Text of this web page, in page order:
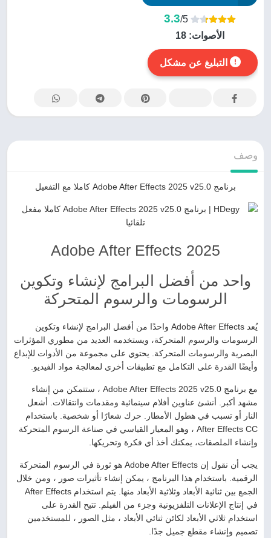
3.3/5
الأصوات:18
التبليغ عن مشكل
وصف
برنامج Adobe After Effects 2025 v25.0 كاملا مع التفعيل
Adobe After Effects 2025
واحد من أفضل البرامج لإنشاء وتكوين
الرسومات والرسوم المتحركة
يُعد Adobe After Effects واحدًا من أفضل البرامج لإنشاء وتكوين
الرسومات والرسوم المتحركة، ويستخدمه العديد من مطوري المؤثرات
البصرية والرسومات المتحركة. يحتوي على مجموعة من الأدوات للإبداع
وأيضًا القدرة على التكامل مع تطبيقات أخرى لمعالجة مواد الفيديو.
مع برنامج Adobe After Effects 2025 v25.0 ، ستتمكن من إنشاء
مشهد أكبر. أنشئ عناوين أفلام سينمائية ومقدمات وانتقالات. أشعل
النار أو تسبب في هطول الأمطار. حرك شعارًا أو شخصية. باستخدام
After Effects CC ، وهو المعيار القياسي في صناعة الرسوم المتحركة
وإنشاء الملصقات، يمكنك أخذ أي فكرة وتحريكها.
يجب أن نقول إن Adobe After Effects هو ثورة في الرسوم المتحركة
الرقمية. باستخدام هذا البرنامج ، يمكن إنشاء تأثيرات صور ، ومن خلال
الجمع بين ثنائية الأبعاد وثلاثية الأبعاد منها. يتم استخدام After Effects
في إنتاج الإعلانات التلفزيونية وجزء من الفيلم. تتيح القدرة على
استخدام ثلاثي الأبعاد لكائن ثنائي الأبعاد ، مثل الصور ، للمستخدمين
تصميم وإنشاء مقطع جميل جدًا.